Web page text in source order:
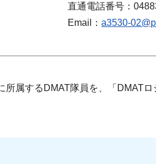
直通電話番号：
Email：a3530-
属するDMAT隊員を、「DMAT